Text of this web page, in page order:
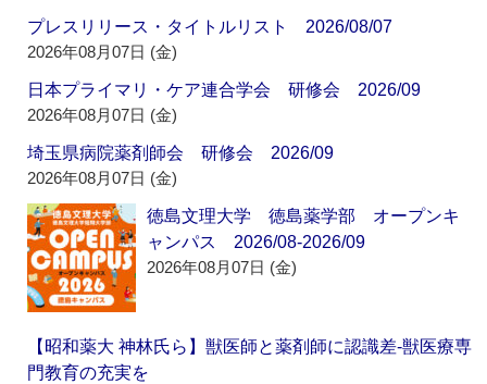
プレスリリース・タイトルリスト 2026/08/07
2026年08月07日 (金)
日本プライマリ・ケア連合学会 研修会 2026/09
2026年08月07日 (金)
埼玉県病院薬剤師会 研修会 2026/09
2026年08月07日 (金)
徳島文理大学 徳島薬学部 オープンキ
ャンパス 2026/08-2026/09
2026年08月07日 (金)
【昭和薬大 神林氏ら】獣医師と薬剤師に認識差‐獣医療専
門教育の充実を